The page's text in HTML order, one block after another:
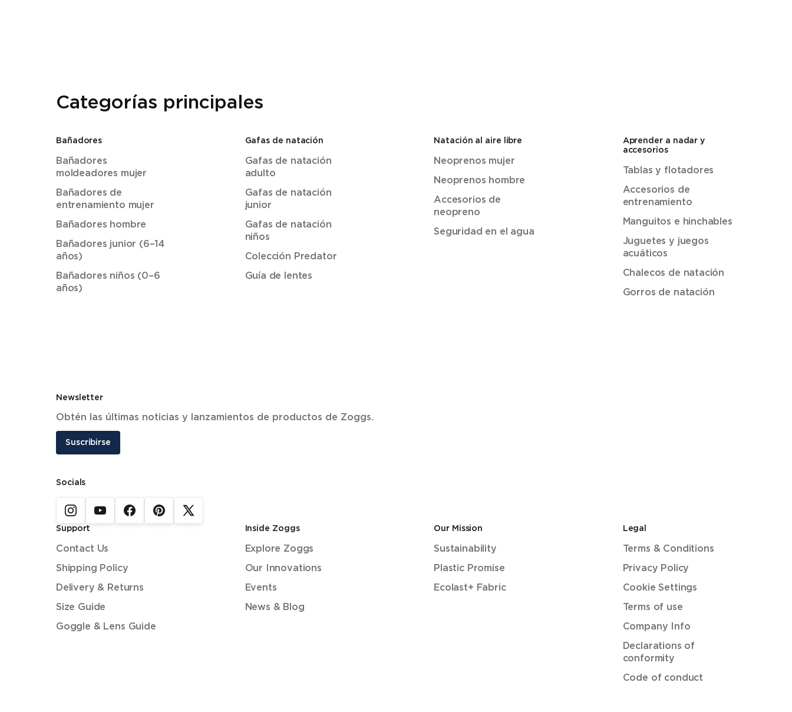
Categorías principales
Bañadores
Bañadores
moldeadores mujer
Bañadores de
entrenamiento mujer
Bañadores hombre
Bañadores junior (6–14
años)
Bañadores niños (0–6
años)
Gafas de natación
Gafas de natación
adulto
Gafas de natación
junior
Gafas de natación
niños
Colección Predator
Guía de lentes
Natación al aire libre
Neoprenos mujer
Neoprenos hombre
Accesorios de
neopreno
Seguridad en el agua
Aprender a nadar y
accesorios
Tablas y flotadores
Accesorios de
entrenamiento
Manguitos e hinchables
Juguetes y juegos
acuáticos
Chalecos de natación
Gorros de natación
Newsletter
Obtén las últimas noticias y lanzamientos de productos de Zoggs.
Suscribirse
Socials
Support
Contact Us
Shipping Policy
Delivery & Returns
Size Guide
Goggle & Lens Guide
Inside Zoggs
Explore Zoggs
Our Innovations
Events
News & Blog
Our Mission
Sustainability
Plastic Promise
Ecolast+ Fabric
Legal
Terms & Conditions
Privacy Policy
Cookie Settings
Terms of use
Company Info
Declarations of
conformity
Code of conduct